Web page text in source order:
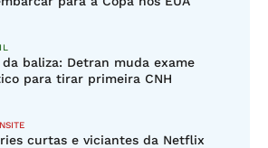
da baliza: Detran muda exame
para tirar primeira CNH
curtas e viciantes da Netflix